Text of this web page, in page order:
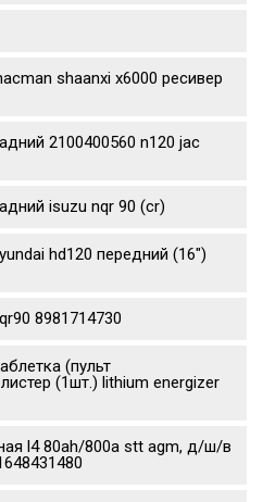
shaanxi x6000 ресивер
2100400560 n120 jac
isuzu nqr 90 (cr)
hd120 передний (16")
8981714730
(пульт
(1шт.) lithium energizer
l4 80ah/800a stt agm, д/ш/в